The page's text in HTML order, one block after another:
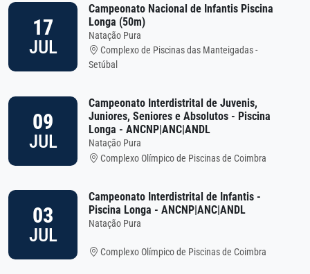
17
JUL
Campeonato Nacional de Infantis Piscina
Longa (50m)
Natação Pura
Complexo de Piscinas das Manteigadas -
Setúbal
09
JUL
Campeonato Interdistrital de Juvenis,
Juniores, Seniores e Absolutos - Piscina
Longa - ANCNP|ANC|ANDL
Natação Pura
Complexo Olímpico de Piscinas de Coimbra
03
JUL
Campeonato Interdistrital de Infantis -
Piscina Longa - ANCNP|ANC|ANDL
Natação Pura
Complexo Olímpico de Piscinas de Coimbra